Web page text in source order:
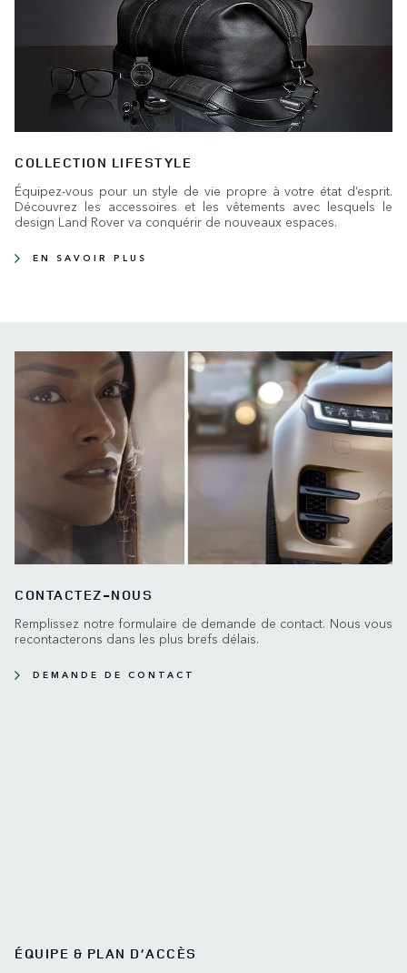
COLLECTION LIFESTYLE
Équipez-vous pour un style de vie propre à votre état d’esprit.
Découvrez les accessoires et les vêtements avec lesquels le
design Land Rover va conquérir de nouveaux espaces.
EN SAVOIR PLUS
CONTACTEZ-NOUS
Remplissez notre formulaire de demande de contact. Nous vous
recontacterons dans les plus brefs délais.
DEMANDE DE CONTACT
ÉQUIPE & PLAN D’ACCÈS